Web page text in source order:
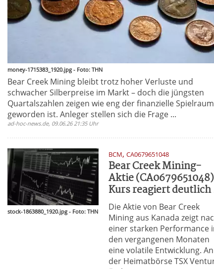
money-1715383_1920.jpg - Foto: THN
Bear Creek Mining bleibt trotz hoher Verluste und
schwacher Silberpreise im Markt – doch die jüngsten
Quartalszahlen zeigen wie eng der finanzielle Spielraum
geworden ist. Anleger stellen sich die Frage ...
ad-hoc-news.de, 09.06.26 21:35 Uhr
stock-1863880_1920.jpg - Foto: THN
BCM,CA0679651048
Bear Creek Mining-
Aktie
Kurs reagiert deutlich
Die Aktie von Bear Creek
Mining aus Kanada zeigt
einer starken Performance
den vergangenen Monaten
eine volatile Entwicklung. An
der Heimatbörse TSX